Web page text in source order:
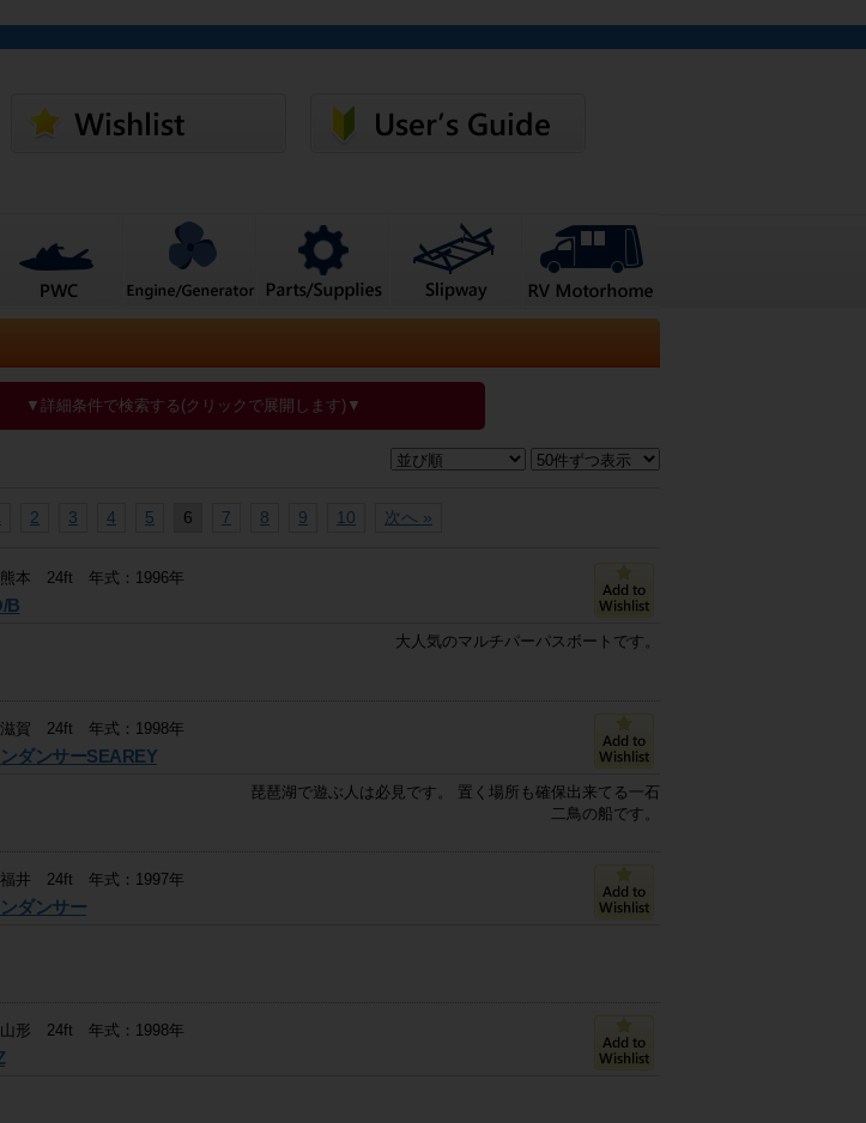
▼詳細条件で検索する(クリックで展開します)▼
2 3 4 5 6 7 8 9 10 次へ »
本 24ft 年式：1996年
B
大人気のマルチパーパスボートです。
賀 24ft 年式：1998年
ダンサーSEAREY
琵琶湖で遊ぶ人は必見です。 置く場所も確保出来てる一石
二鳥の船です。
井 24ft 年式：1997年
ダンサー
形 24ft 年式：1998年